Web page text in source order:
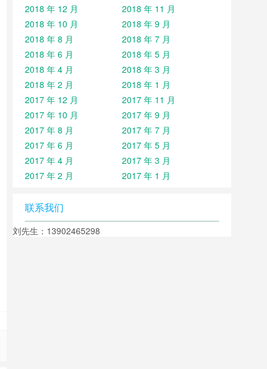
2018 年 12 月
2018 年 11 月
2018 年 10 月
2018 年 9 月
2018 年 8 月
2018 年 7 月
2018 年 6 月
2018 年 5 月
2018 年 4 月
2018 年 3 月
2018 年 2 月
2018 年 1 月
2017 年 12 月
2017 年 11 月
2017 年 10 月
2017 年 9 月
2017 年 8 月
2017 年 7 月
2017 年 6 月
2017 年 5 月
2017 年 4 月
2017 年 3 月
2017 年 2 月
2017 年 1 月
联系我们
刘先生：13902465298